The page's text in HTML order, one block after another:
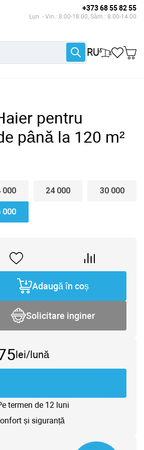
+373 68 55 82 55
Lun. - Vin.: 8:00-18:00, Sâm.: 8:00-14:00
RU
pentru
până la 120 m²
000 24 000 30 000
000
Adaugă în coș
Solicitare inginer
lei/lună
termen de 12 luni
și siguranță